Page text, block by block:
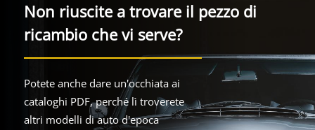
Non riuscite a trovare il pezzo di
ricambio che vi serve?
Potete anche dare un'occhiata ai
cataloghi PDF, perché lì troverete
altri modelli di auto d'epoca